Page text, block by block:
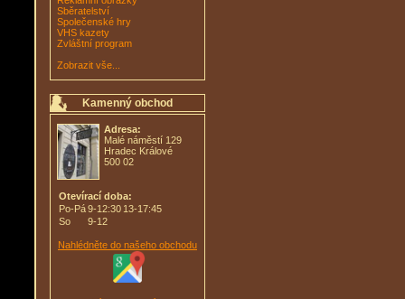
Sběratelství
Společenské hry
VHS kazety
Zvláštní program
Zobrazit vše...
Kamenný obchod
Adresa:
Malé náměstí 129
Hradec Králové
500 02
Otevírací doba:
Po-Pá9-12:30 13-17:45
So
9-12
Nahlédněte do našeho obchodu